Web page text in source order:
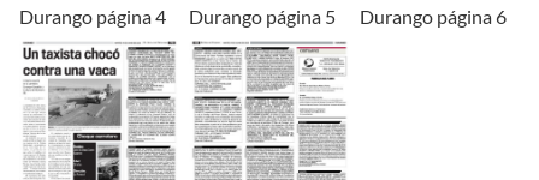
Durango página 4 Durango página 5 Durango página 6